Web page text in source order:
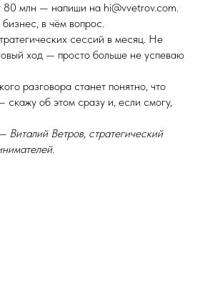
80 млн — напиши на hi@vvetrov.com.
бизнес, в чём вопрос.
сессий в месяц. Не
ход — просто больше не успеваю
разговора станет понятно, что
скажу об этом сразу и, если смогу,
Ветров, стратегический